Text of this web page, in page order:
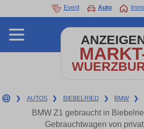
Event Auto
❯ AUTOS ❯ BIEBELRIED ❯ BMW ❯
BMW Z1 gebraucht in
Gebrauchtwagen von